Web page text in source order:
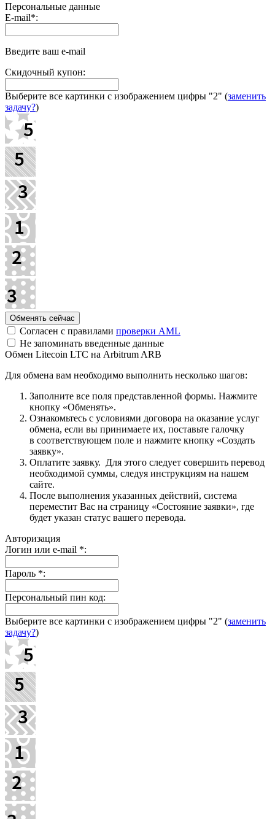
Персональные данные
E-mail*:
Введите ваш e-mail
Скидочный купон:
Выберите все картинки с изображением цифры "2" (заменить
задачу?)
Согласен с правилами проверки AML
Не запоминать введенные данные
Обмен Litecoin LTC на Arbitrum ARB
Для обмена вам необходимо выполнить несколько шагов:
Заполните все поля представленной формы. Нажмите
кнопку «Обменять».
Ознакомьтесь с условиями договора на оказание услуг
обмена, если вы принимаете их, поставьте галочку
в соответствующем поле и нажмите кнопку «Создать
заявку».
Оплатите заявку. Для этого следует совершить перевод
необходимой суммы, следуя инструкциям на нашем
сайте.
После выполнения указанных действий, система
переместит Вас на страницу «Состояние заявки», где
будет указан статус вашего перевода.
Авторизация
Логин или e-mail *:
Пароль *:
Персональный пин код:
Выберите все картинки с изображением цифры "2" (заменить
задачу?)